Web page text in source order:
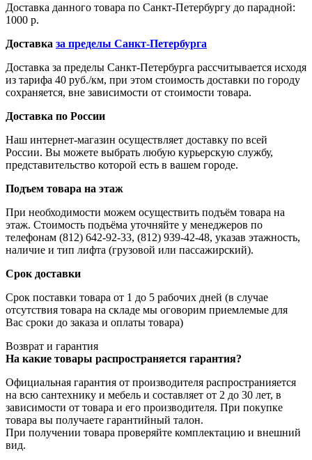
Доставка данного товара по Санкт-Петербургу до парадной:
1000 р.
Доставка за пределы Санкт-Петербурга
Доставка за пределы Санкт-Петербурга рассчитывается исходя
из тарифа 40 руб./км, при этом стоимость доставки по городу
сохраняется, вне зависимости от стоимости товара.
Доставка по России
Наш интернет-магазин осуществляет доставку по всей
России. Вы можете выбрать любую курьерскую службу,
представительство которой есть в вашем городе.
Подъем товара на этаж
При необходимости можем осуществить подъём товара на
этаж. Стоимость подъёма уточняйте у менеджеров по
телефонам (812) 642-92-33, (812) 939-42-48, указав этажность,
наличие и тип лифта (грузовой или пассажирский).
Срок доставки
Срок поставки товара от 1 до 5 рабочих дней (в случае
отсутствия товара на складе мы оговорим приемлемые для
Вас сроки до заказа и оплаты товара)
Возврат и гарантия
На какие товары распространяется гарантия?
Официальная гарантия от производителя распространияется
на всю сантехнику и мебель и составляет от 2 до 30 лет, в
зависимости от товара и его производителя. При покупке
товара вы получаете гарантийный талон.
При получении товара проверяйте комплектацию и внешний
вид.